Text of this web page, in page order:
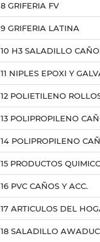
8 GRIFERIA FV
9 GRIFERIA LATINA
10 H3 SALADILLO
11 NIPLES EPOXI Y
12 POLIETILENO
13 POLIPROPILENO
14 POLIPROPILENO
15 PRODUCTOS
16 PVC CAÑOS Y ACC.
17 ARTICULOS DEL
18 SALADILLO